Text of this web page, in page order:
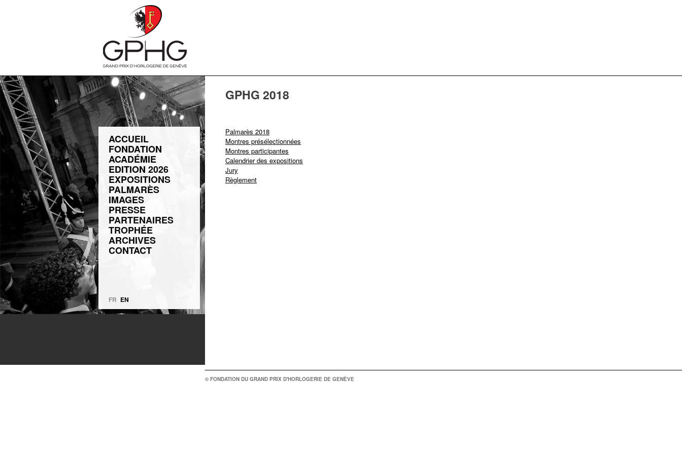
ACCUEIL
FONDATION
ACADÉMIE
EDITION 2026
EXPOSITIONS
PALMARÈS
IMAGES
PRESSE
PARTENAIRES
TROPHÉE
ARCHIVES
CONTACT
FR EN
GPHG 2018
Palmarès 2018
Montres présélectionnées
Montres participantes
Calendrier des expositions
Jury
Règlement
© FONDATION DU GRAND PRIX D'HORLOGERIE DE GENÈVE